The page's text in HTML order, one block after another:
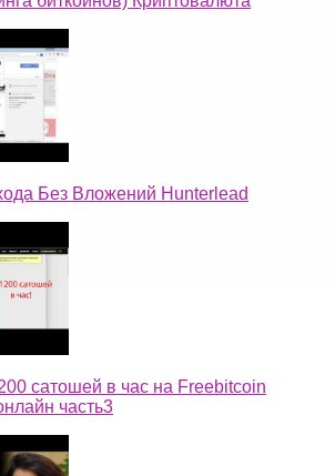
Без Вложений Hunterlead
сатошей в час на Freebitcoin
часть3